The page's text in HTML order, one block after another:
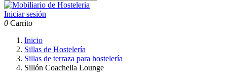
Iniciar sesión
0 Carrito
Inicio
Sillas de Hostelería
Sillas de terraza para hostelería
Sillón Coachella Lounge